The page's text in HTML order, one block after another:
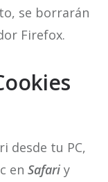
se borrarán
Firefox.
desde tu PC,
en Safariy